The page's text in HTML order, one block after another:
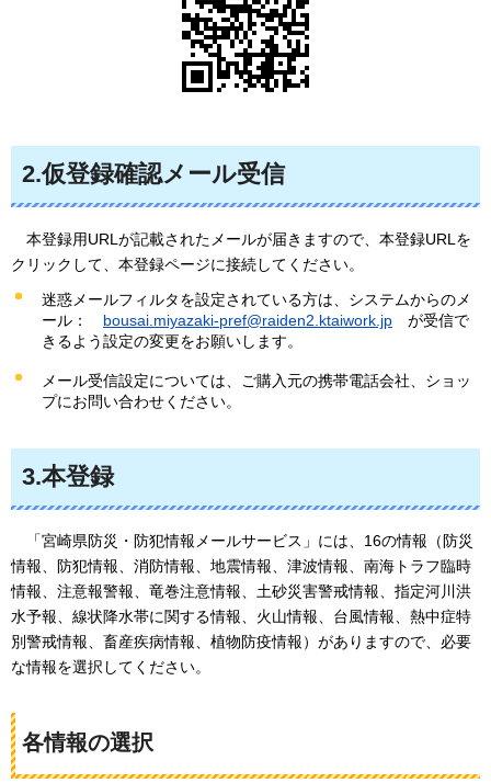
2.仮登録確認メール受信
本登録用URLが記載されたメールが届きますので、本登録URLを
クリックして、本登録ページに接続してください。
迷惑メールフィルタを設定されている方は、システムからのメ
ール：
bousai.miyazaki-pref@raiden2.ktaiwork.jp
が受信で
きるよう設定の変更をお願いします。
メール受信設定については、ご購入元の携帯電話会社、ショッ
プにお問い合わせください。
3.本登録
「宮崎県防災・防犯情報メールサービス」には、16の情報（防災
情報、防犯情報、消防情報、地震情報、津波情報、南海トラフ臨時
情報、注意報警報、竜巻注意情報、土砂災害警戒情報、指定河川洪
水予報、線状降水帯に関する情報、火山情報、台風情報、熱中症特
別警戒情報、畜産疾病情報、植物防疫情報）がありますので、必要
な情報を選択してください。
各情報の選択